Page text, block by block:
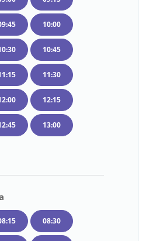
10:00
10:45
11:30
12:15
13:00
08:30